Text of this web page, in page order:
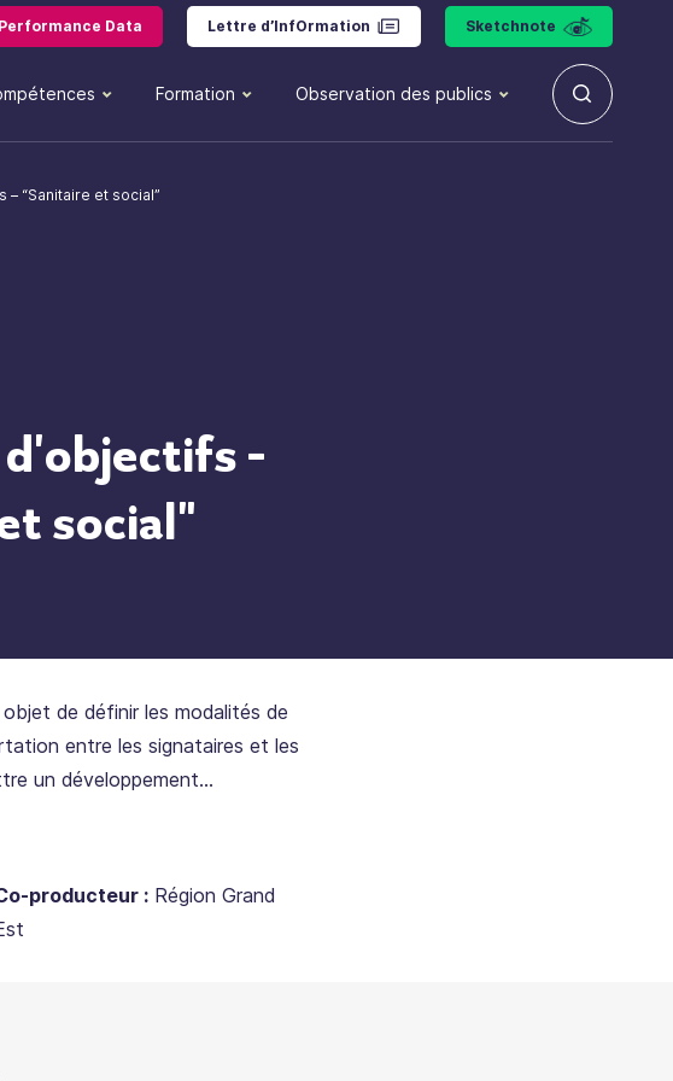
Performance Data Lettre d’InfOrmation Sketchnote
Formation Observation des publics
– “Sanitaire et social”
-
social"
de définir les modalités de
entre les signataires et les
un développement
formations, en relation avec
qualifié en Grand Est.
producteur : Région Grand